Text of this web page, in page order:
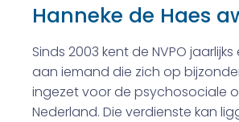
Hanneke de Haes
Sinds 2003 kent de NVPO
aan iemand die zich op
ingezet voor de psychosociale
Nederland. Die verdienste kan